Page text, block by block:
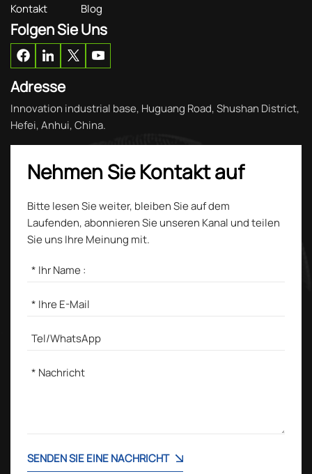
Kontakt
Blog
Folgen Sie Uns
Adresse
Innovation industrial base, Huguang Road, Shushan District,
Hefei, Anhui, China.
Nehmen Sie Kontakt auf
Bitte lesen Sie weiter, bleiben Sie auf dem
Laufenden, abonnieren Sie unseren Kanal und teilen
Sie uns Ihre Meinung mit.
SENDEN SIE EINE NACHRICHT